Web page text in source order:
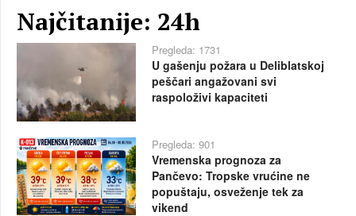
Najčitanije: 24h
Pregleda: 1731
U gašenju požara u Deliblatskoj
peščari angažovani svi
raspoloživi kapaciteti
Pregleda: 901
Vremenska prognoza za
Pančevo: Tropske vrućine ne
popuštaju, osveženje tek za
vikend